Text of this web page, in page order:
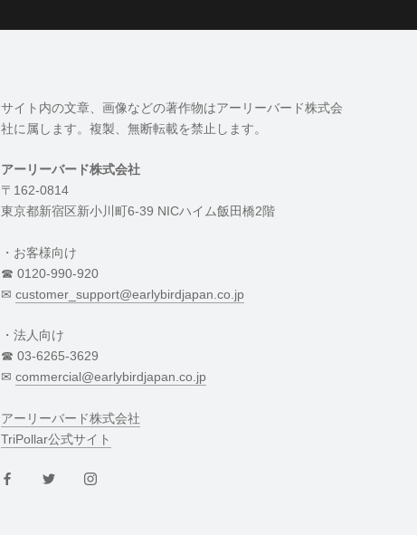
サイト内の文章、画像などの著作物はアーリーバード株式会
社に属します。複製、無断転載を禁止します。
アーリーバード株式会社
〒162-0814
東京都新宿区新小川町6-39 NICハイム飯田橋2階
・お客様向け
☎︎ 0120-990-920
✉︎ customer_support@earlybirdjapan.co.jp
・法人向け
☎︎ 03-6265-3629
✉︎ commercial@earlybirdjapan.co.jp
アーリーバード株式会社
TriPollar公式サイト